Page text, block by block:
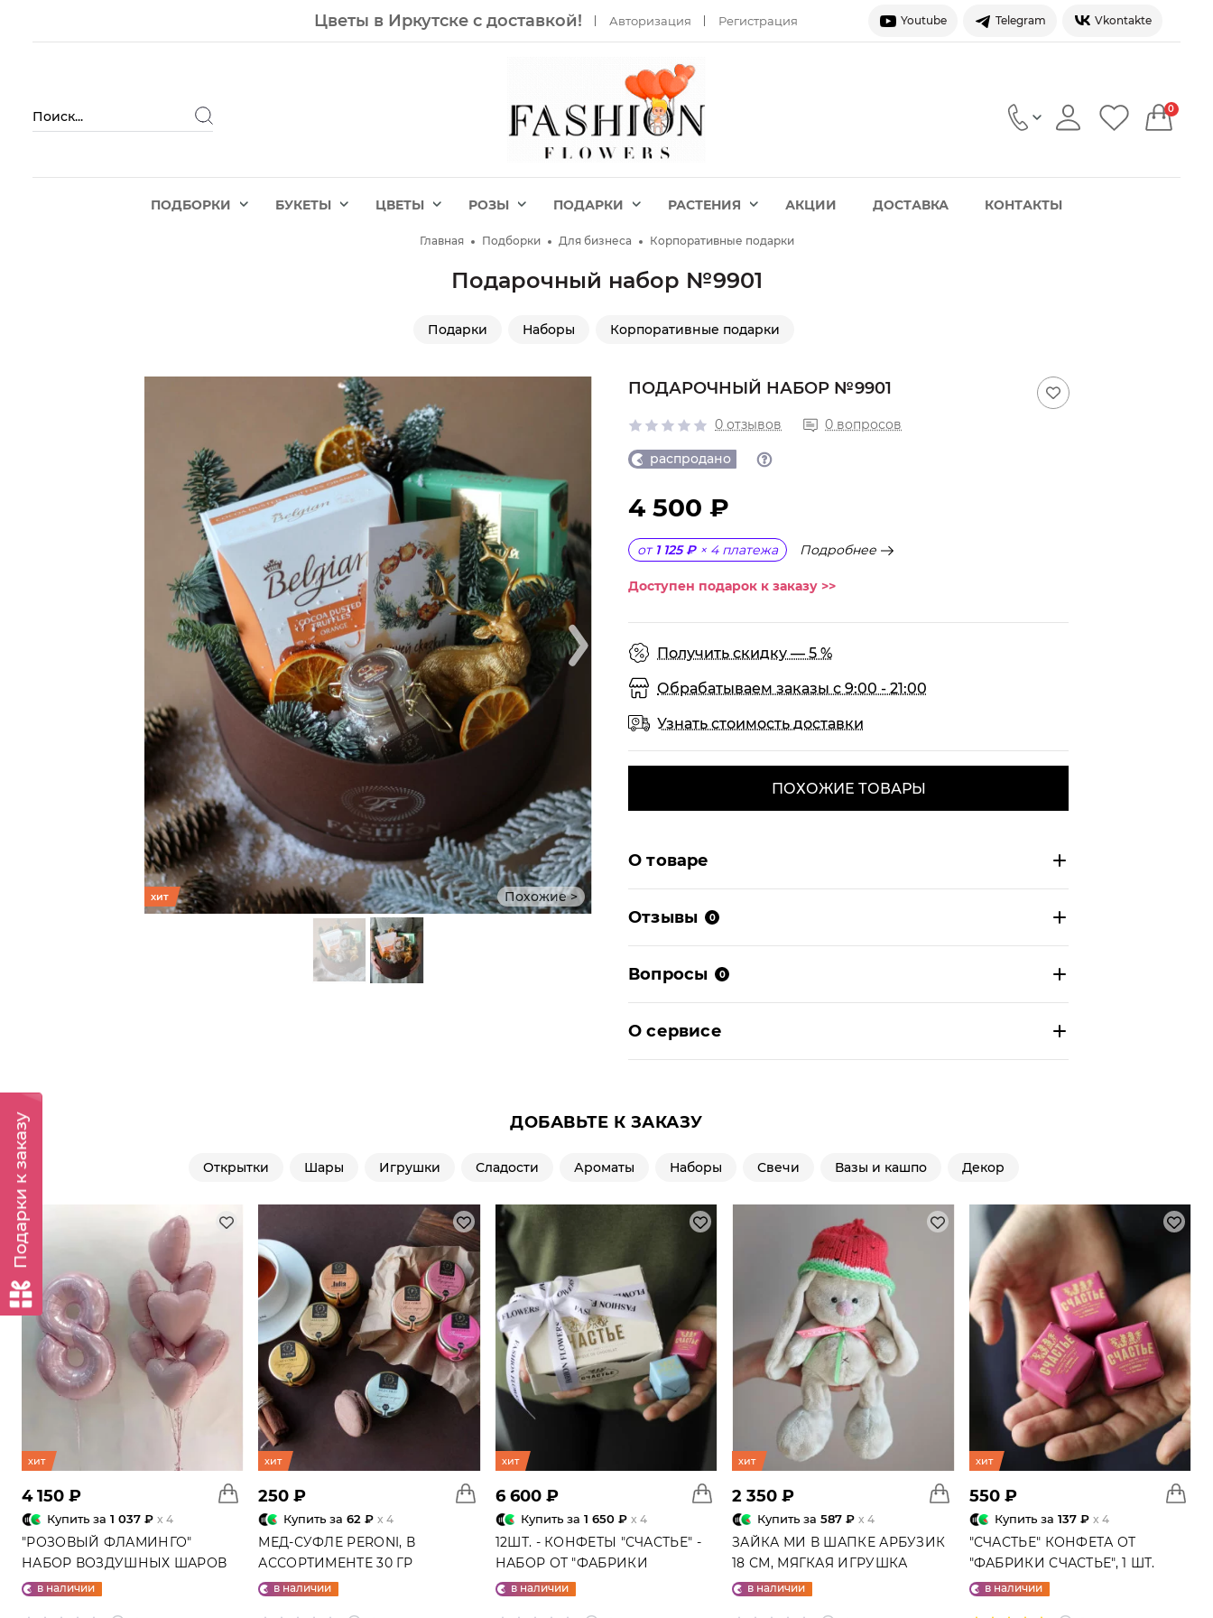
Цветы в Иркутске с доставкой! Авторизация Регистрация Youtube Telegram Vkontakte
0
ПОДБОРКИ БУКЕТЫ ЦВЕТЫ РОЗЫ ПОДАРКИ РАСТЕНИЯ АКЦИИ ДОСТАВКА КОНТАКТЫ
Главная Подборки Для бизнеса Корпоративные подарки
Подарочный набор №9901
Подарки Наборы Корпоративные подарки
Похожие >
хит
ПОДАРОЧНЫЙ НАБОР №9901
0 отзывов 0 вопросов
распродано
4 500 ₽
от 1 125 ₽ × 4 платежа Подробнее
Доступен подарок к заказу >>
Получить скидку — 5 %
Обрабатываем заказы с 9:00 - 21:00
Узнать стоимость доставки
ПОХОЖИЕ ТОВАРЫ
О товаре
Отзывы 0
Вопросы 0
О сервисе
ДОБАВЬТЕ К ЗАКАЗУ
Открытки Шары Игрушки Сладости Ароматы Наборы Свечи Вазы и кашпо Декор
хит
4 150 ₽
Купить за 1 037 ₽ x 4
"РОЗОВЫЙ ФЛАМИНГО"
НАБОР ВОЗДУШНЫХ ШАРОВ
№25в наличии
хит
250 ₽
Купить за 62 ₽ x 4
МЕД-СУФЛЕ PERONI, В
АССОРТИМЕНТЕ 30 ГР
в наличии
хит
6 600 ₽
Купить за 1 650 ₽ x 4
12ШТ. - КОНФЕТЫ "СЧАСТЬЕ" -
НАБОР ОТ "ФАБРИКИ
СЧАСТЬЕ"
в наличии
хит
2 350 ₽
Купить за 587 ₽ x 4
ЗАЙКА МИ В ШАПКЕ АРБУЗИК
18 СМ, МЯГКАЯ ИГРУШКА
в наличии
хит
550 ₽
Купить за 137 ₽ x 4
"СЧАСТЬЕ" КОНФЕТА ОТ
"ФАБРИКИ СЧАСТЬЕ", 1 ШТ.
в наличии
Подарки к заказу